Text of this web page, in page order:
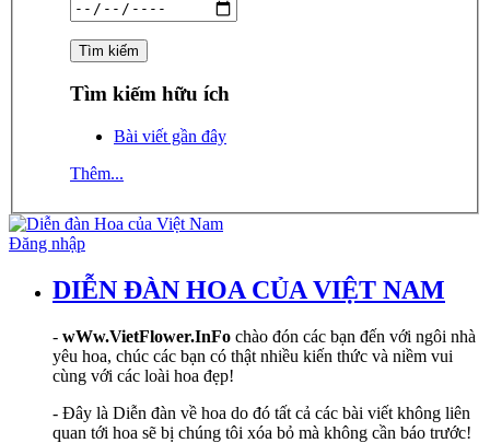
Tìm kiếm hữu ích
Bài viết gần đây
Thêm...
Đăng nhập
DIỄN ĐÀN HOA CỦA VIỆT NAM
- wWw.VietFlower.InFo chào đón các bạn đến với ngôi nhà
yêu hoa, chúc các bạn có thật nhiều kiến thức và niềm vui
cùng với các loài hoa đẹp!
- Đây là Diễn đàn về hoa do đó tất cả các bài viết không liên
quan tới hoa sẽ bị chúng tôi xóa bỏ mà không cần báo trước!